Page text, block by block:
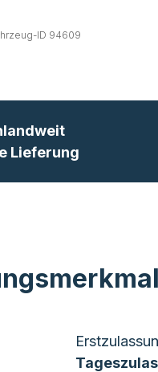
ID 94609
Lieferung